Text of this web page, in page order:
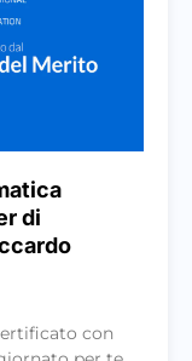
di
con